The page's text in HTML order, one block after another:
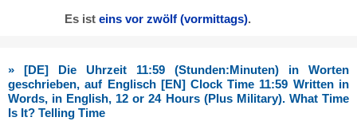
Es ist eins vor zwölf (vormittags).
» [DE] Die Uhrzeit 11:59 (Stunden:Minuten) in Worten
geschrieben, auf Englisch [EN] Clock Time 11:59 Written in
Words, in English, 12 or 24 Hours (Plus Military). What Time
Is It? Telling Time